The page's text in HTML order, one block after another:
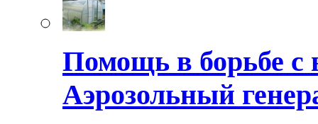
Помощь в борьбе с
Аэрозольный